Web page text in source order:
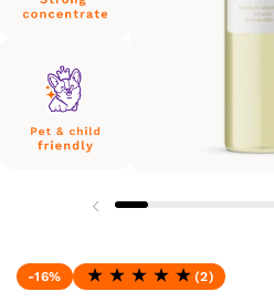
-16%
Hodnotenie: 5.0 z 5
(2)